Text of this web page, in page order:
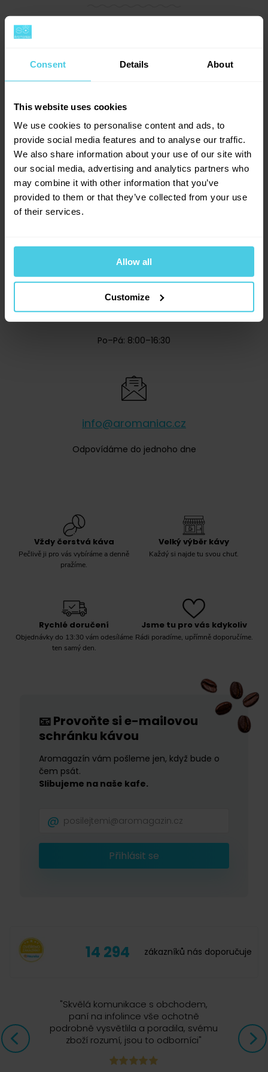
Consent Details About
This website uses cookies
We use cookies to personalise content and ads, to
provide social media features and to analyse our traffic.
We also share information about your use of our site with
our social media, advertising and analytics partners who
may combine it with other information that you’ve
provided to them or that they’ve collected from your use
of their services.
Allow all
Customize
V kávě pořádně plavete? Poradíme
Rady z kávové akademie
Jak se vyrábí káva bez kofeinu?
Jaký je rozdíl mezi arabikou a robustou?
Jak připravit kávu v AeroPressu
Natural, washed a honey aneb metody zpracování
+420 277 277 949
Po–Pá: 8:00–16:30
info@aromaniac.cz
Odpovídáme do jednoho dne
Vždy čerstvá káva
Pečlivě ji pro vás vybíráme a denně
pražíme.
Velký výběr kávy
Každý si najde tu svou chuť.
Rychlé doručení
Objednávky do 13:30 vám odesíláme
ten samý den.
Jsme tu pro vás kdykoliv
Rádi poradíme, upřímně doporučíme.
📧Provoňte si e-mailovou
schránku kávou
Aromagazín vám pošleme jen, když bude o
čem psát.
Slibujeme na naše kafe.
Přihlásit se
14 294 zákazníků nás doporučuje
"Skvělá komunikace s obchodem,
paní na infolince vše ochotně
podrobně vysvětlila a poradila, svému
zboží rozumí, jsou to odborníci"